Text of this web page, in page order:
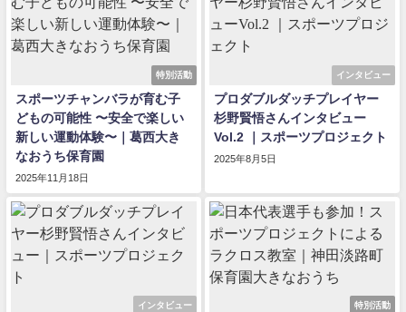
特別活動
スポーツチャンバラが育む子
どもの可能性 〜安全で楽しい
新しい運動体験〜｜葛西大き
なおうち保育園
2025年11月18日
インタビュー
プロダブルダッチプレイヤー
杉野賢悟さんインタビュー
Vol.2 ｜スポーツプロジェクト
2025年8月5日
インタビュー 特別活動